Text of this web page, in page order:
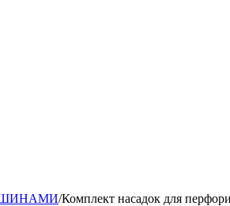
ШИНАМИ/Комплект насадок для